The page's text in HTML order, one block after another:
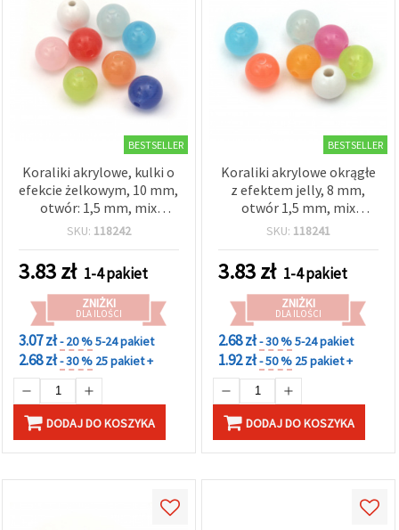
BESTSELLER
Koraliki akrylowe, kulki o
efekcie żelkowym, 10 mm,
otwór: 1,5 mm, mix
kolorów, 20 g (~40 szt.)
SKU: 118242
3.83zł 1-4 pakiet
ZNIŻKI
DLA ILOŚCI
3.07 zł- 20 %5-24 pakiet
2.68 zł- 30 % 25 pakiet +
DODAJ DO KOSZYKA
BESTSELLER
Koraliki akrylowe okrągłe
z efektem jelly, 8 mm,
otwór 1,5 mm, mix
pastelowy, 20 g (~70 szt.)
biżuterii, bransoletek,
naszyjników i dekoracji
DIY
SKU: 118241
3.83zł 1-4 pakiet
ZNIŻKI
DLA ILOŚCI
2.68 zł- 30 %5-24 pakiet
1.92 zł- 50 % 25 pakiet +
DODAJ DO KOSZYKA